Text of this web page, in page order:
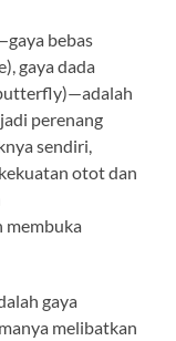
bebas
gaya dada
perenang
sendiri,
otot dan
membuka
gaya
melibatkan